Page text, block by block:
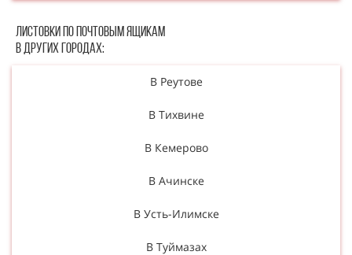
Листовки по почтовым ящикам
в других городах:
В Реутове
В Тихвине
В Кемерово
В Ачинске
В Усть-Илимске
В Туймазах